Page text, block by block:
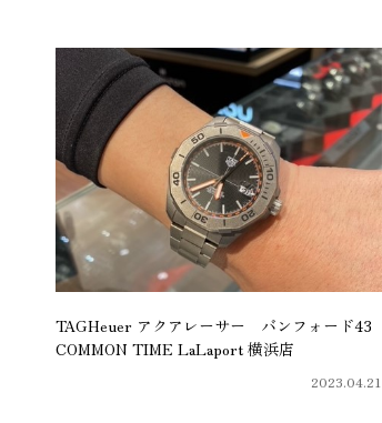
TAGHeuer アクアレーサー バンフォード43
COMMON TIME LaLaport 横浜店
2023.04.21